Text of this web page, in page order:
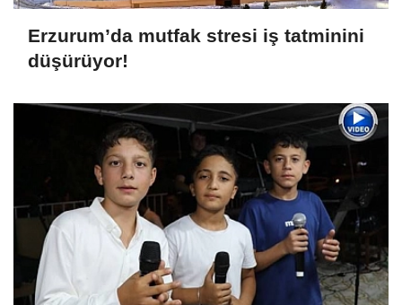
Erzurum’da mutfak stresi iş tatminini
düşürüyor!